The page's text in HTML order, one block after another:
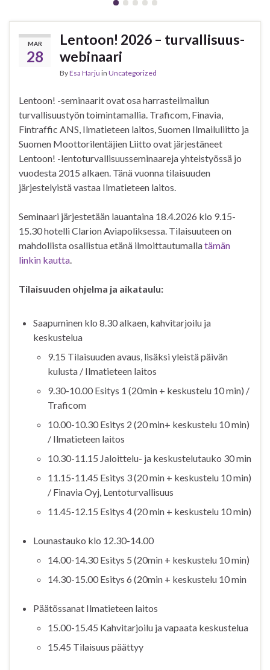
MAR
28
Len­toon! 2026 – tur­val­li­suus­
we­bi­naa­ri
ByEsa Harju in Uncategorized
Lentoon! -seminaarit ovat osa harrasteilmailun
turvallisuustyön toimintamallia. Traficom, Finavia,
Fintraffic ANS, Ilmatieteen laitos, Suomen Ilmailuliitto ja
Suomen Moottorilentäjien Liitto ovat järjestäneet
Lentoon! -lentoturvallisuusseminaareja yhteistyössä jo
vuodesta 2015 alkaen. Tänä vuonna tilaisuuden
järjestelyistä vastaa Ilmatieteen laitos.
Seminaari järjestetään lauantaina 18.4.2026 klo 9.15-
15.30 hotelli Clarion Aviapoliksessa. Tilaisuuteen on
mahdollista osallistua etänä ilmoittautumallatämän
linkin kautta.
Tilaisuuden ohjelma ja aikataulu:
Saapuminen klo 8.30 alkaen, kahvitarjoilu ja
keskustelua
9.15 Tilaisuuden avaus, lisäksi yleistä päivän
kulusta / Ilmatieteen laitos
9.30-10.00 Esitys 1 (20min + keskustelu 10 min) /
Traficom
10.00-10.30 Esitys 2 (20 min+ keskustelu 10 min)
/ Ilmatieteen laitos
10.30-11.15 Jaloittelu- ja keskustelutauko 30 min
11.15-11.45 Esitys 3 (20 min + keskustelu 10 min)
/ Finavia Oyj, Lentoturvallisuus
11.45-12.15 Esitys 4 (20 min + keskustelu 10 min)
Lounastauko klo 12.30-14.00
14.00-14.30 Esitys 5 (20min + keskustelu 10 min)
14.30-15.00 Esitys 6 (20min + keskustelu 10 min
Päätössanat Ilmatieteen laitos
15.00-15.45 Kahvitarjoilu ja vapaata keskustelua
15.45 Tilaisuus päättyy